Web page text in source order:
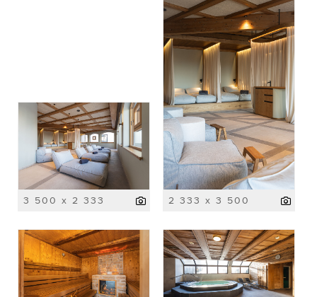
3 500 x 2 333 2 333 x 3 500